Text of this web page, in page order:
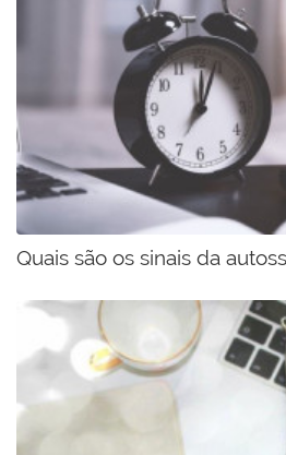
​​​​​​​Quais são os sinais da